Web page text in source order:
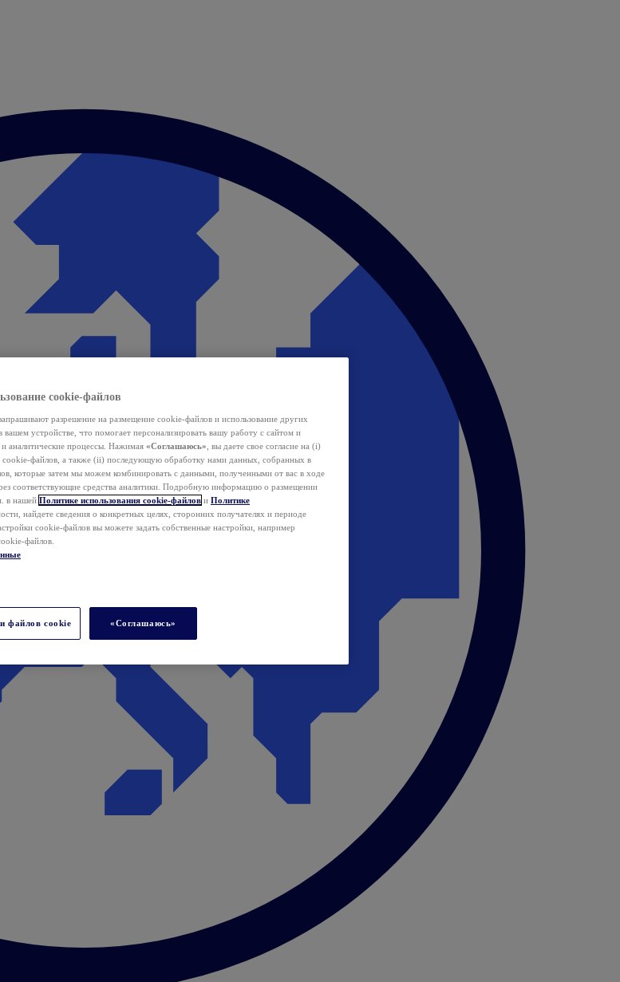
cookie-файлов
разрешение на размещение cookie-файлов и использование других
устройстве, что помогает персонализировать вашу работу с сайтом и
аналитические процессы. Нажимая «Соглашаюсь» , вы даете свое согласие на (i)
cookie-файлов, а также (ii) последующую обработку нами данных, собранных в
которые затем мы можем комбинировать с данными, полученными от вас в ходе
соответствующие средства аналитики. Подробную информацию о размещении
в нашей Политике использования cookie-файлов и Политике
найдете сведения о конкретных целях, сторонних получателях и периоде
cookie-файлов вы можете задать собственные настройки, например
файлов.
файлов cookie «Соглашаюсь»